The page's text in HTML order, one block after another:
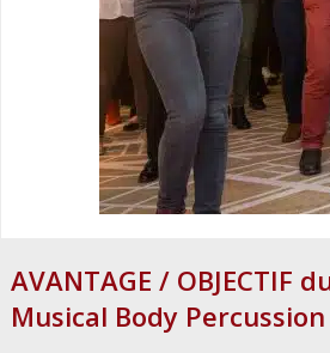
AVANTAGE / OBJECTIF
Musical Body Percussion